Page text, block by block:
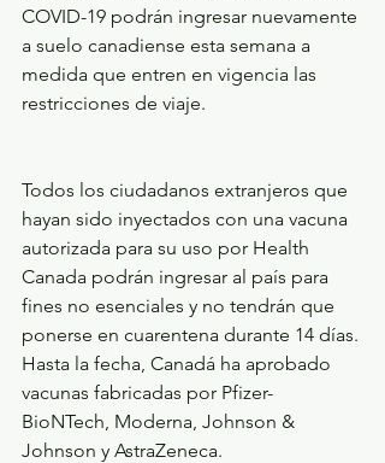
COVID-19 podrán ingresar nuevamente
a suelo canadiense esta semana a
medida que entren en vigencia las
restricciones de viaje.
Todos los ciudadanos extranjeros que
hayan sido inyectados con una vacuna
autorizada para su uso por Health
Canada podrán ingresar al país para
fines no esenciales y no tendrán que
ponerse en cuarentena durante 14 días.
Hasta la fecha, Canadá ha aprobado
vacunas fabricadas por Pfizer-
BioNTech, Moderna, Johnson &
Johnson y AstraZeneca.